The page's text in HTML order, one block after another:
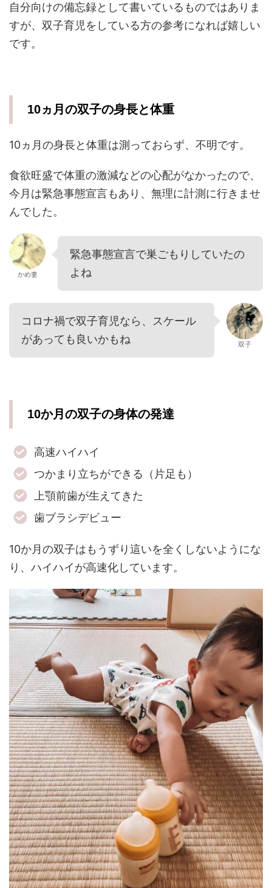
自分向けの備忘録として書いているものではありま
すが、双子育児をしている方の参考になれば嬉しい
です。
10ヵ月の双子の身長と体重
10ヵ月の身長と体重は測っておらず、不明です。
食欲旺盛で体重の激減などの心配がなかったので、
今月は緊急事態宣言もあり、無理に計測に行きませ
んでした。
かめ妻
緊急事態宣言で巣ごもりしていたの
よね
コロナ禍で双子育児なら、スケール
があっても良いかもね
双子
10か月の双子の身体の発達
高速ハイハイ
つかまり立ちができる（片足も）
上顎前歯が生えてきた
歯ブラシデビュー
10か月の双子はもうずり這いを全くしないようにな
り、ハイハイが高速化しています。